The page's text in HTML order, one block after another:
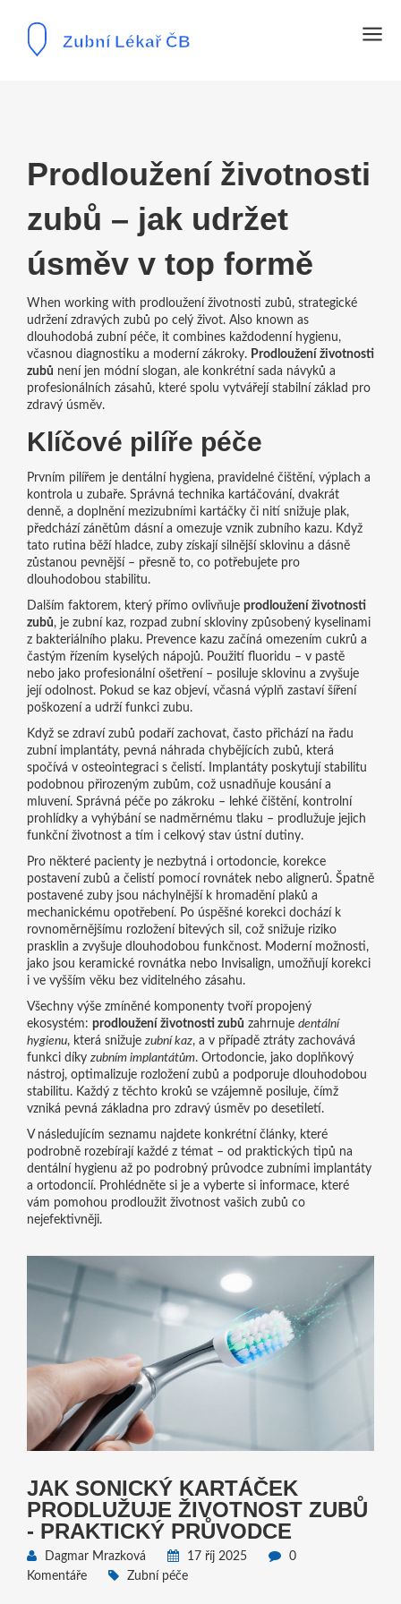
Prodloužení životnosti
zubů – jak udržet
úsměv v top formě
When working with prodloužení životnosti zubů, strategické
udržení zdravých zubů po celý život. Also known as
dlouhodobá zubní péče, it combines každodenní hygienu,
včasnou diagnostiku a moderní zákroky. Prodloužení životnosti
zubů není jen módní slogan, ale konkrétní sada návyků a
profesionálních zásahů, které spolu vytvářejí stabilní základ pro
zdravý úsměv.
Klíčové pilíře péče
Prvním pilířem je dentální hygiena, pravidelné čištění, výplach a
kontrola u zubaře. Správná technika kartáčování, dvakrát
denně, a doplnění mezizubními kartáčky či nití snižuje plak,
předchází zánětům dásní a omezuje vznik zubního kazu. Když
tato rutina běží hladce, zuby získají silnější sklovinu a dásně
zůstanou pevnější – přesně to, co potřebujete pro
dlouhodobou stabilitu.
Dalším faktorem, který přímo ovlivňuje prodloužení životnosti
zubů, je zubní kaz, rozpad zubní skloviny způsobený kyselinami
z bakteriálního plaku. Prevence kazu začíná omezením cukrů a
častým řízením kyselých nápojů. Použití fluoridu – v pastě
nebo jako profesionální ošetření – posiluje sklovinu a zvyšuje
její odolnost. Pokud se kaz objeví, včasná výplň zastaví šíření
poškození a udrží funkci zubu.
Když se zdraví zubů podaří zachovat, často přichází na řadu
zubní implantáty, pevná náhrada chybějících zubů, která
spočívá v osteointegraci s čelistí. Implantáty poskytují stabilitu
podobnou přirozeným zubům, což usnadňuje kousání a
mluvení. Správná péče po zákroku – lehké čištění, kontrolní
prohlídky a vyhýbání se nadměrnému tlaku – prodlužuje jejich
funkční životnost a tím i celkový stav ústní dutiny.
Pro některé pacienty je nezbytná i ortodoncie, korekce
postavení zubů a čelistí pomocí rovnátek nebo alignerů. Špatně
postavené zuby jsou náchylnější k hromadění plaků a
mechanickému opotřebení. Po úspěšné korekci dochází k
rovnoměrnějšímu rozložení bitevých sil, což snižuje riziko
prasklin a zvyšuje dlouhodobou funkčnost. Moderní možnosti,
jako jsou keramické rovnátka nebo Invisalign, umožňují korekci
i ve vyšším věku bez viditelného zásahu.
Všechny výše zmíněné komponenty tvoří propojený
ekosystém: prodloužení životnosti zubů zahrnuje dentální
hygienu, která snižuje zubní kaz, a v případě ztráty zachovává
funkci díky zubním implantátům. Ortodoncie, jako doplňkový
nástroj, optimalizuje rozložení zubů a podporuje dlouhodobou
stabilitu. Každý z těchto kroků se vzájemně posiluje, čímž
vzniká pevná základna pro zdravý úsměv po desetiletí.
V následujícím seznamu najdete konkrétní články, které
podrobně rozebírají každé z témat – od praktických tipů na
dentální hygienu až po podrobný průvodce zubními implantáty
a ortodoncií. Prohlédněte si je a vyberte si informace, které
vám pomohou prodloužit životnost vašich zubů co
nejefektivněji.
JAK SONICKÝ KARTÁČEK
PRODLUŽUJE ŽIVOTNOST ZUBŮ
- PRAKTICKÝ PRŮVODCE
Dagmar Mrazková 17 říj 2025
0
Komentáře
Zubní péče